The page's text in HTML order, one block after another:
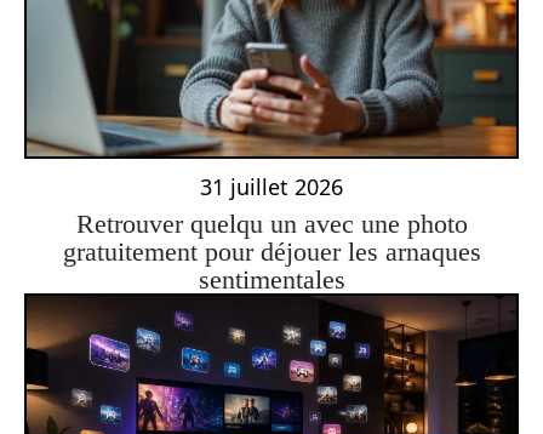
31 juillet 2026
Retrouver quelqu un avec une photo
gratuitement pour déjouer les arnaques
sentimentales